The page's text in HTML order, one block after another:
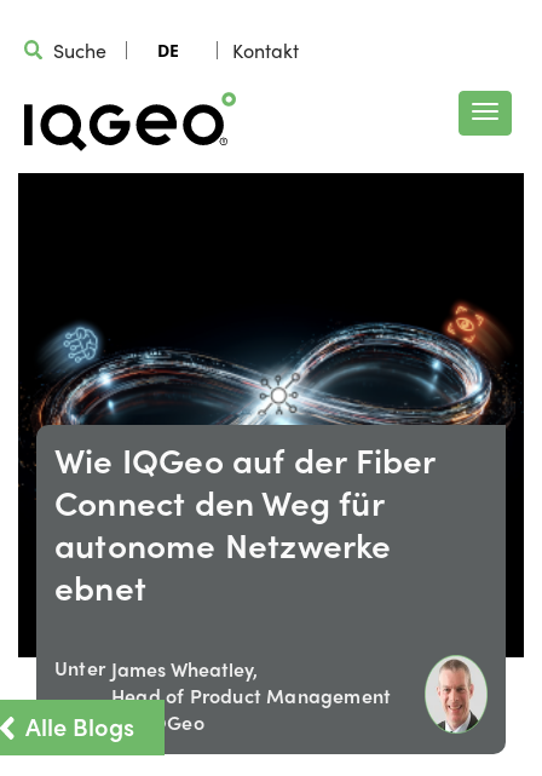
Suche DE Kontakt
Alle Blogs
Wie IQGeo auf der Fiber
Connect den Weg für
autonome Netzwerke
ebnet
Unter James Wheatley,
Head of Product Management
bei IQGeo